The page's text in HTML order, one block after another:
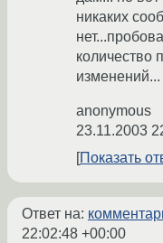
никаких
количество
anonymous
23.11.2003
Показать
Ответ на:
22:02:48 +00:00